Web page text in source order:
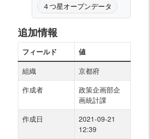
４つ星オープンデータ
追加情報
フィールド
値
組織
京都府
作成者
政策企画部企
画統計課
作成日
2021-09-21
12:39